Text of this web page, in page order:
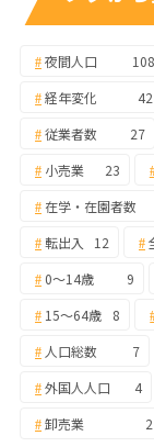
夜間人口 108
経年変化
42
従業者数
27
小売業
23
在学・在園者数
転出入
12
0～14歳
9
15～64歳
8
人口総数
7
外国人人口
4
卸売業
2